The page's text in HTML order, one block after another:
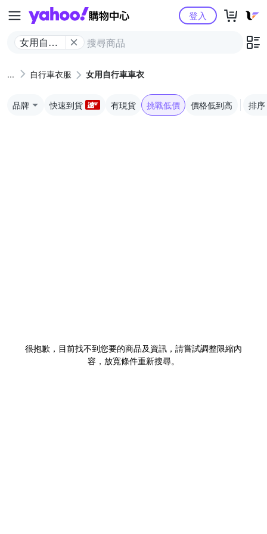
Yahoo購物中心
女用自行
登入
自行車衣服 女用自行車車衣
品牌 快速到貨 有現貨 挑戰低價 價格低到高 排序
很抱歉，目前找不到您要的商品及資訊，請嘗試調整限縮內
容，放寬條件重新搜尋。